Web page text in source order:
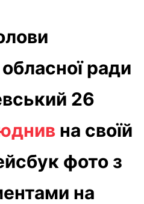
ради
26
на своїй
фото з
на